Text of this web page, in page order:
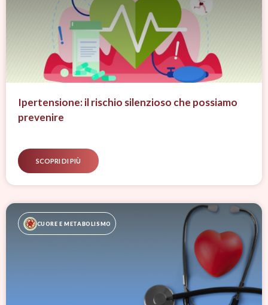
Ipertensione: il rischio silenzioso che possiamo
prevenire
SCOPRI DI PIÙ
CUORE E METABOLISMO